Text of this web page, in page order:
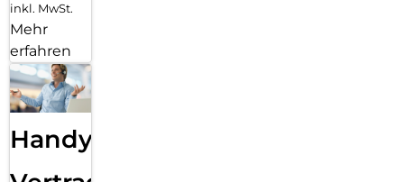
inkl. MwSt.
Mehr
erfahren
Handy